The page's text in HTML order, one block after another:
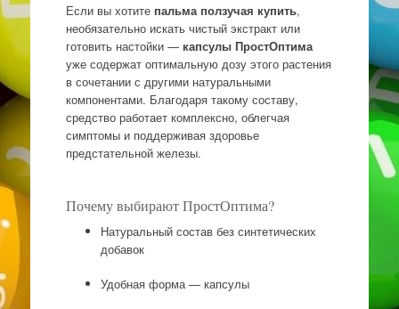
Если вы хотите пальма ползучая купить,
необязательно искать чистый экстракт или
готовить настойки — капсулы ПростОптима
уже содержат оптимальную дозу этого растения
в сочетании с другими натуральными
компонентами. Благодаря такому составу,
средство работает комплексно, облегчая
симптомы и поддерживая здоровье
предстательной железы.
Почему выбирают ПростОптима?
Натуральный состав без синтетических
добавок
Удобная форма — капсулы